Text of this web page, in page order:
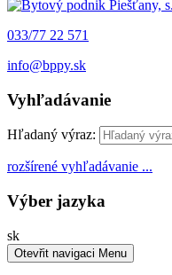
033/77 22 571
info@bppy.sk
Vyhľadávanie
Hľadaný výraz:
rozšírené vyhľadávanie ...
Výber jazyka
skSlovensky
Otevřit navigaci Menu